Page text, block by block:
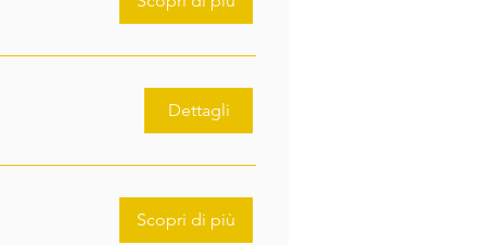
Dettagli
Scopri di più